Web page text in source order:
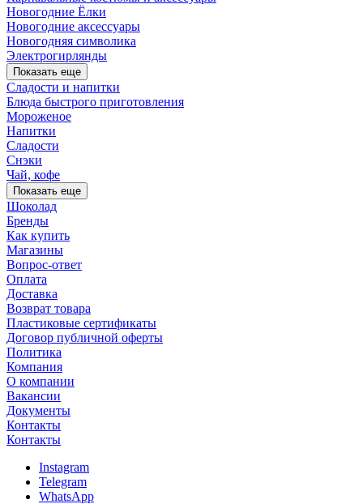
Новогодние Ёлки
Новогодние аксессуары
Новогодняя символика
Электрогирлянды
Показать еще
Сладости и напитки
Блюда быстрого приготовления
Мороженое
Напитки
Сладости
Снэки
Чай, кофе
Показать еще
Шоколад
Бренды
Как купить
Магазины
Вопрос-ответ
Оплата
Доставка
Возврат товара
Пластиковые сертификаты
Договор публичной оферты
Политика
Компания
О компании
Вакансии
Документы
Контакты
Контакты
Instagram
Telegram
WhatsApp